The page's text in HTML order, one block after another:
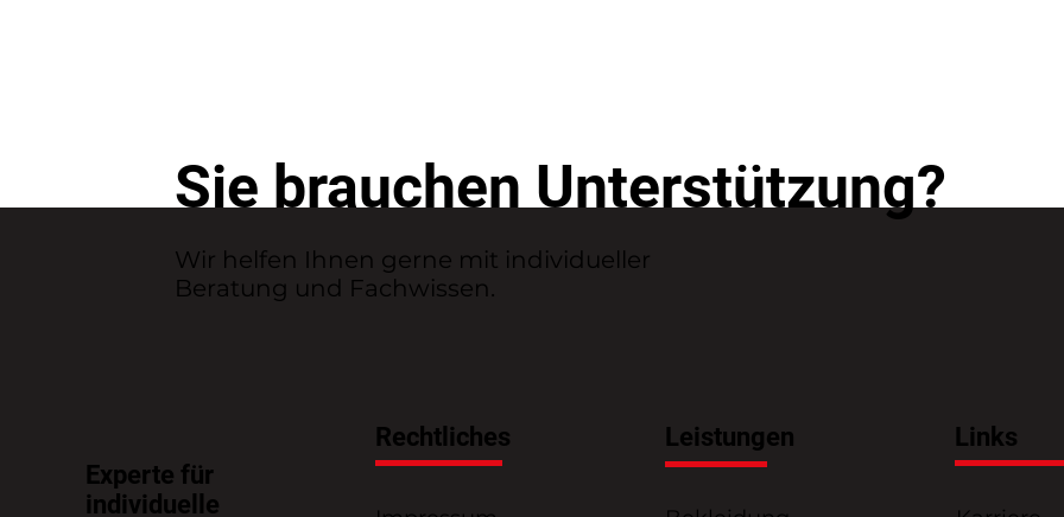
Sie brauchen Unterstützung?
Wir helfen Ihnen gerne mit individueller
Beratung und Fachwissen.
Links
Leistungen
Rechtliches
Experte für
individuelle